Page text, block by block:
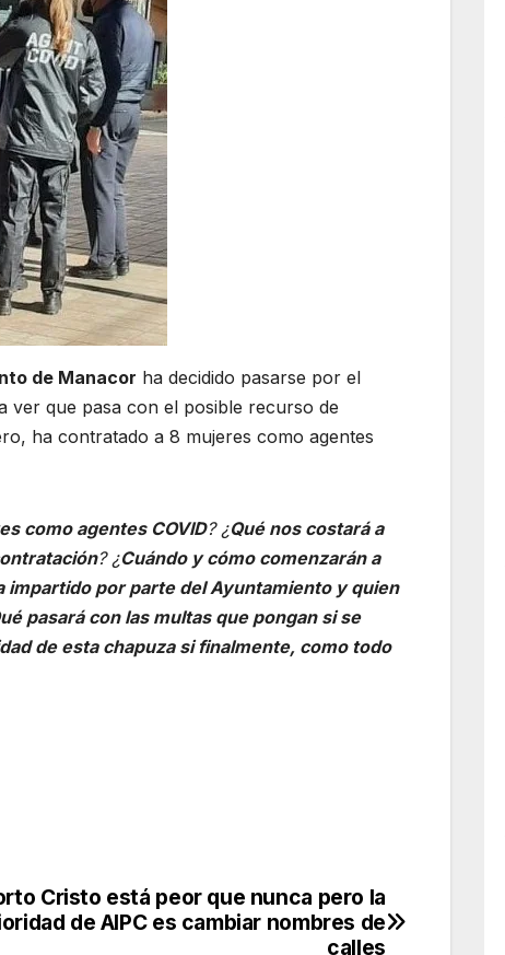
de Manacor ha decidido pasarse por el
ver que pasa con el posible recurso de
ha contratado a 8 mujeres como agentes
como agentes COVID? ¿Qué nos costará a
? ¿Cuándo y cómo comenzarán a
impartido por parte del Ayuntamiento y quien
pasará con las multas que pongan si se
de esta chapuza si finalmente, como todo
Cristo está peor que nunca pero la
de AIPC es cambiar nombres de
calles